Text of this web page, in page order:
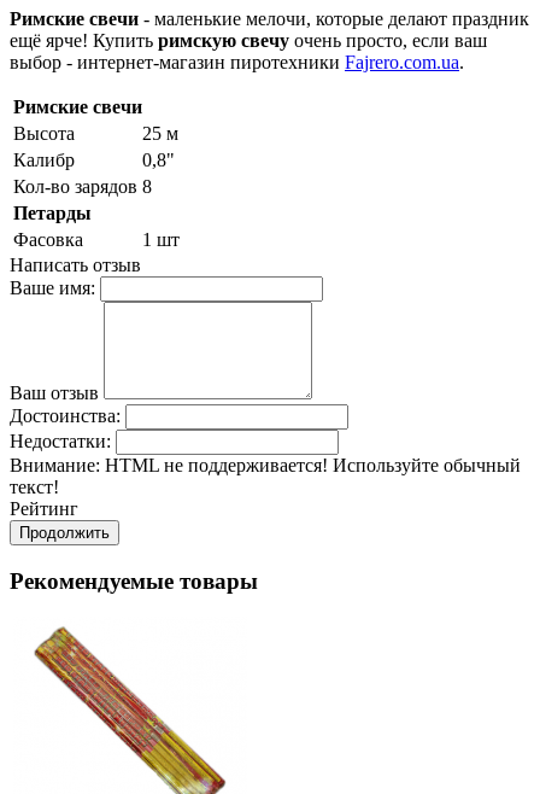
Римские свечи - маленькие мелочи, которые делают праздник
ещё ярче! Купить римскую свечу очень просто, если ваш
выбор - интернет-магазин пиротехники Fajrero.com.ua.
Римские свечи
Высота
25 м
Калибр
0,8"
Кол-во зарядов 8
Петарды
Фасовка
1 шт
Написать отзыв
Ваше имя:
Ваш отзыв
Достоинства:
Недостатки:
Внимание: HTML не поддерживается! Используйте обычный
текст!
Рейтинг
Продолжить
Рекомендуемые товары